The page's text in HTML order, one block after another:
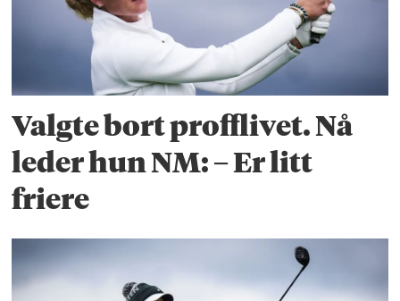
Valgte bort profflivet. Nå
leder hun NM: – Er litt
friere